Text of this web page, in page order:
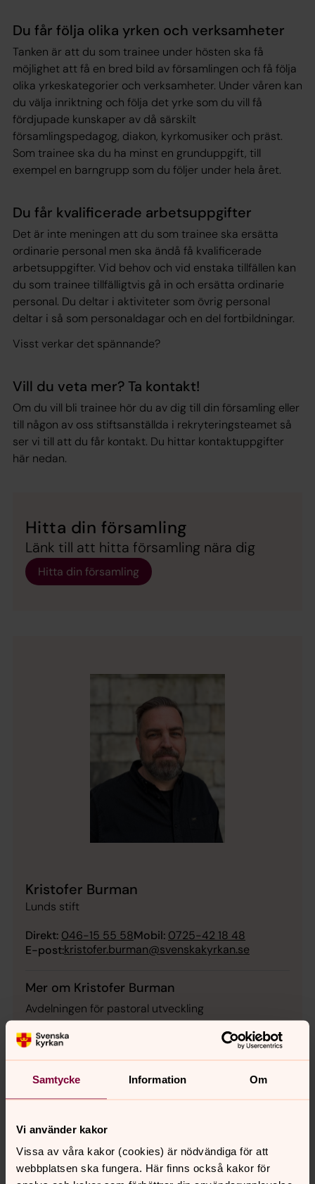
Samtycke Information Om
Vi använder kakor
Vissa av våra kakor (cookies) är nödvändiga för att
webbplatsen ska fungera. Här finns också kakor för
Du får följa olika yrken och verksamheter
Tanken är att du som trainee under hösten ska få
möjlighet att få en bred bild av församlingen och få följa
olika yrkeskategorier och verksamheter. Under våren kan
du välja inriktning och följa det yrke som du vill få
fördjupade kunskaper av då särskilt
församlingspedagog, diakon, kyrkomusiker och präst.
Som trainee ska du ha minst en grunduppgift, till
exempel en barngrupp som du följer under hela året.
Du får kvalificerade arbetsuppgifter
Det är inte meningen att du som trainee ska ersätta
ordinarie personal men ska ändå få kvalificerade
arbetsuppgifter. Vid behov och vid enstaka tillfällen kan
du som trainee tillfälligtvis gå in och ersätta ordinarie
personal. Du deltar i aktiviteter som övrig personal
deltar i så som personaldagar och en del fortbildningar.
Visst verkar det spännande?
Vill du veta mer? Ta kontakt!
Om du vill bli trainee hör du av dig till din församling eller
till någon av oss stiftsanställda i rekryteringsteamet så
ser vi till att du får kontakt. Du hittar kontaktuppgifter
här nedan.
Hitta din församling
Länk till att hitta församling nära dig
Hitta din församling
Kristofer Burman
Lunds stift
Direkt: 046-15 55 58Mobil: 0725-42 18 48
E-post:kristofer.burman@svenskakyrkan.se
Mer om Kristofer Burman
Avdelningen för pastoral utveckling